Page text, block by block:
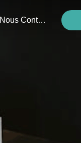
Nous Contacter